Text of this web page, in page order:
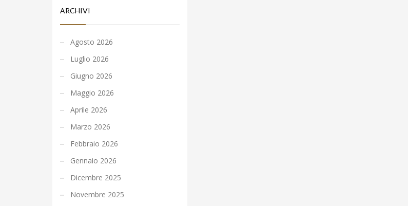
ARCHIVI
Agosto 2026
Luglio 2026
Giugno 2026
Maggio 2026
Aprile 2026
Marzo 2026
Febbraio 2026
Gennaio 2026
Dicembre 2025
Novembre 2025